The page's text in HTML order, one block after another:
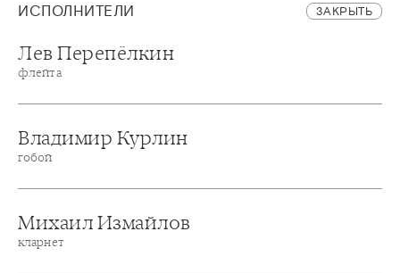
ИСПОЛНИТЕЛИ ЗАКРЫТЬ
Лев Перепёлкин
флейта
Владимир Курлин
гобой
Михаил Измайлов
кларнет